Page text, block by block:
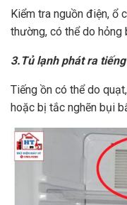
Kiểm tra nguồn điện, ổ
thường, có thể do
3.Tủ lạnh phát ra
Tiếng ồn có thể do
hoặc bị tắc nghẽn bụi